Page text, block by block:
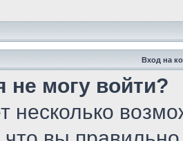
Вход на
не могу войти?
несколько